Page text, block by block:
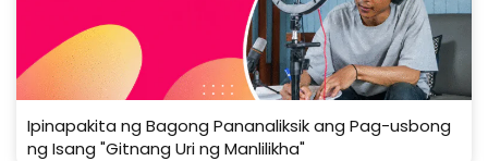
Ipinapakita ng Bagong Pananaliksik ang Pag-usbong
ng Isang "Gitnang Uri ng Manlilikha"